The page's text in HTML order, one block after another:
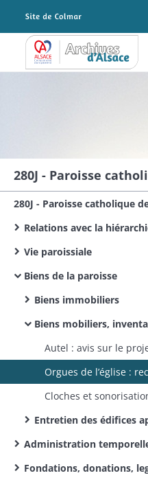
Archives Alsace - Colmar
280J - Paroisse
280J - Paroisse catholique
Relations avec la
Vie paroissiale
Biens de la paroisse
Biens immobiliers
Biens mobiliers,
Autel : avis sur le
Cloches et
Entretien des édifices
Administration
Fondations, donations,